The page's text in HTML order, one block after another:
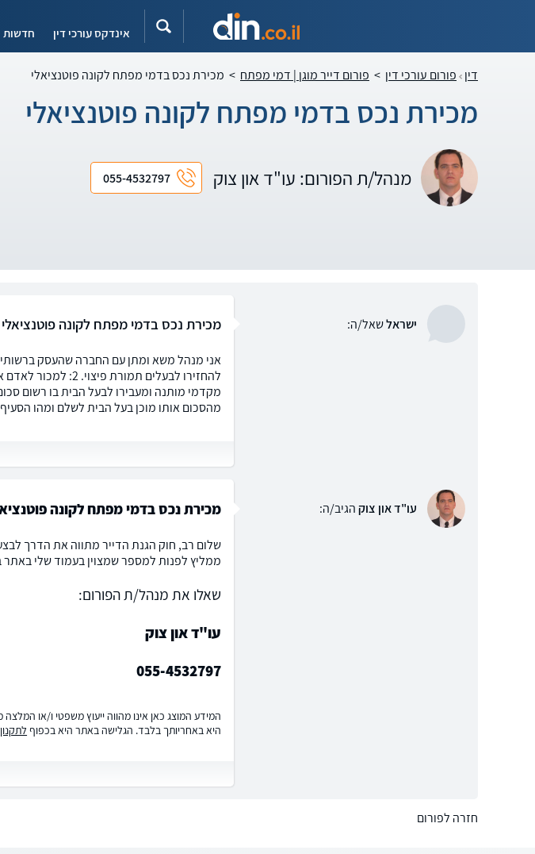
אינדקס עורכי דין חדשות
דין פורום עורכי דין > פורום דייר מוגן | דמי מפתח > מכירת נכס בדמי מפתח לקונה פוטנציאלי
מכירת נכס בדמי מפתח לקונה פוטנציאלי
מנהל/ת הפורום: עו"ד און צוק 055-4532797
ישראלשאל/ה: מכירת נכס בדמי מפתח לקונה פוטנציאלי
להחזירו לבעלים
מקדמי מותנה ומעבירו לבעל הבית בו רשום
מהסכום אותו מוכן בעל הבית לשלם ומהו
עו"ד און צוקהגיב/ה: מכירת נכס בדמי מפתח לקונה
שלום רב, חוק הגנת הדייר מתווה את הדרך
ממליץ לפנות למספר שמצוין בעמוד שלי באתר
שאלו את מנהל/ת הפורום:
עו"ד און צוק
055-4532797
המידע המוצג כאן אינו מהווה ייעוץ משפטי ו/או
היא באחריותך בלבד. הגלישה באתר היא בכפוף
חזרה לפורום